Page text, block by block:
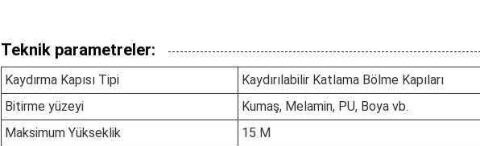
Teknik parametreler:
Kaydırma Kapısı Tipi
Kaydırılabilir Katlama Bölme Kapıları
Bitirme yüzeyi
Kumaş, Melamin, PU, Boya vb.
Maksimum Yükseklik
15 M